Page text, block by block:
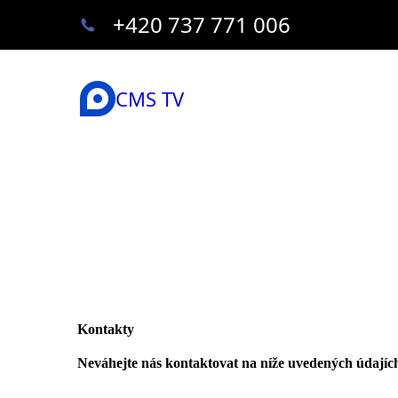
+420 737 771 006
CMS TV
Kontakty
Neváhejte nás kontaktovat na níže uvedených